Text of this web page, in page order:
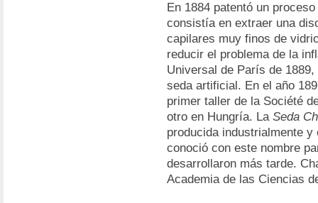
En 1884 patentó un
consistía en extraer una
capilares muy finos de
reducir el problema de la
Universal de París de
seda artificial. En el año
primer taller de la Société
otro en Hungría. La Seda
producida industrialmente
conoció con este nombre
desarrollaron más tarde.
Academia de las Ciencias